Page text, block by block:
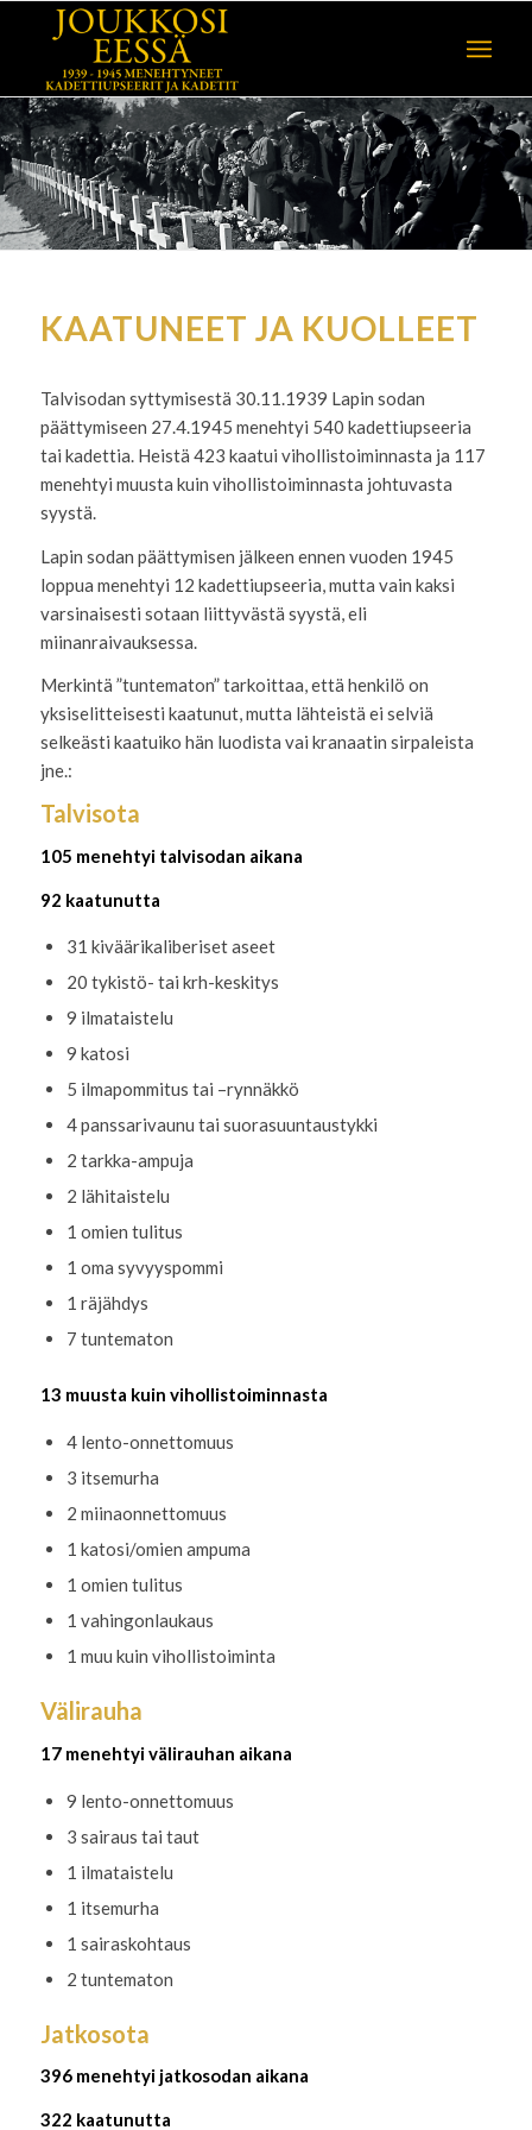
KAATUNEET JA KUOLLEET
Talvisodan syttymisestä 30.11.1939 Lapin sodan
päättymiseen 27.4.1945 menehtyi 540 kadettiupseeria
tai kadettia. Heistä 423 kaatui vihollistoiminnasta ja 117
menehtyi muusta kuin vihollistoiminnasta johtuvasta
syystä.
Lapin sodan päättymisen jälkeen ennen vuoden 1945
loppua menehtyi 12 kadettiupseeria, mutta vain kaksi
varsinaisesti sotaan liittyvästä syystä, eli
miinanraivauksessa.
Merkintä ”tuntematon” tarkoittaa, että henkilö on
yksiselitteisesti kaatunut, mutta lähteistä ei selviä
selkeästi kaatuiko hän luodista vai kranaatin sirpaleista
jne.:
Talvisota
105 menehtyi talvisodan aikana
92 kaatunutta
31 kiväärikaliberiset aseet
20 tykistö- tai krh-keskitys
9 ilmataistelu
9 katosi
5 ilmapommitus tai –rynnäkkö
4 panssarivaunu tai suorasuuntaustykki
2 tarkka-ampuja
2 lähitaistelu
1 omien tulitus
1 oma syvyyspommi
1 räjähdys
7 tuntematon
13 muusta kuin vihollistoiminnasta
4 lento-onnettomuus
3 itsemurha
2 miinaonnettomuus
1 katosi/omien ampuma
1 omien tulitus
1 vahingonlaukaus
1 muu kuin vihollistoiminta
Välirauha
17 menehtyi välirauhan aikana
9 lento-onnettomuus
3 sairaus tai taut
1 ilmataistelu
1 itsemurha
1 sairaskohtaus
2 tuntematon
Jatkosota
396 menehtyi jatkosodan aikana
322 kaatunutta